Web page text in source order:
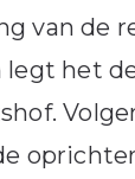
van de
het